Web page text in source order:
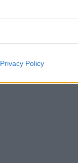
Privacy Policy